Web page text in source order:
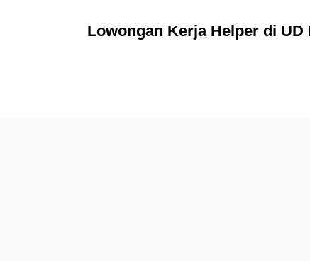
Lowongan Kerja Helper di